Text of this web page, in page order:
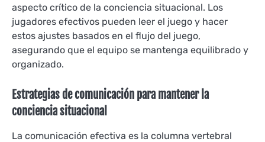
aspecto crítico de la conciencia situacional. Los
jugadores efectivos pueden leer el juego y hacer
estos ajustes basados en el flujo del juego,
asegurando que el equipo se mantenga equilibrado y
organizado.
Estrategias de comunicación para mantener la
conciencia situacional
La comunicación efectiva es la columna vertebral